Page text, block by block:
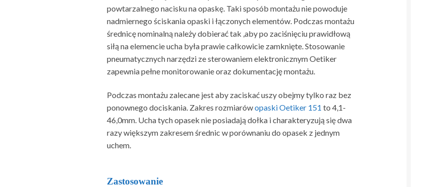
powtarzalnego nacisku na opaskę. Taki sposób montażu nie powoduje
nadmiernego ściskania opaski i łączonych elementów. Podczas montażu
średnicę nominalną należy dobierać tak ,aby po zaciśnięciu prawidłową
siłą na elemencie ucha była prawie całkowicie zamknięte. Stosowanie
pneumatycznych narzędzi ze sterowaniem elektronicznym Oetiker
zapewnia pełne monitorowanie oraz dokumentację montażu.
Podczas montażu zalecane jest aby zaciskać uszy obejmy tylko raz bez
ponownego dociskania. Zakres rozmiarówopaski Oetiker 151 to 4,1-
46,0mm. Ucha tych opasek nie posiadają dołka i charakteryzują się dwa
razy większym zakresem średnic w porównaniu do opasek z jednym
uchem.
Zastosowanie